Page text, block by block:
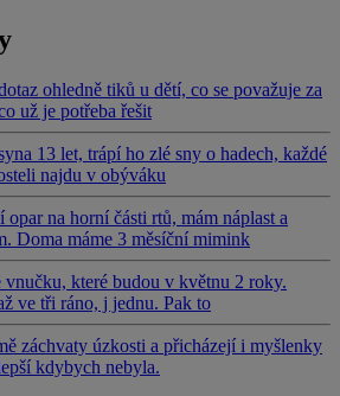
ohledně tiků u dětí, co se považuje za
už je potřeba řešit
13 let, trápí ho zlé sny o hadech, každé
najdu v obýváku
opar na horní části rtů, mám náplast a
Doma máme 3 měsíční mimink
vnučku, které budou v květnu 2 roky.
ve tři ráno, j jednu. Pak to
záchvaty úzkosti a přicházejí i myšlenky
kdybych nebyla.